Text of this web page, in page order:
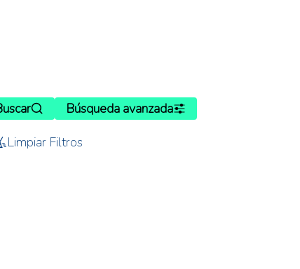
Búsqueda avanzada
Limpiar Filtros